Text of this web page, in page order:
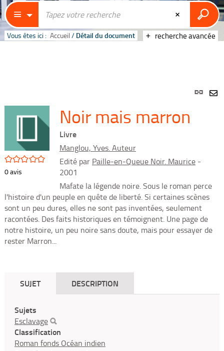
recherche avancée
Vous êtes ici : Accueil / Détail du document
Lien
/5
0avis
Noir mais marron
Livre
Manglou, Yves. Auteur
Edité par Paille-en-Queue Noir. Maurice -
2001
Mafate la légende noire. Sous le roman perce
l'histoire d'un peuple en quête de liberté. Si certaines scènes
sont un peu dures, elles ne sont pas inventées, seulement
racontées. Des faits historiques en témoignent. Une page de
notre histoire, un peu noire sans doute, mais pour essayer de
rester Marron...
SUJET DESCRIPTION
Sujets
Esclavage
Classification
Roman fonds Océan indien